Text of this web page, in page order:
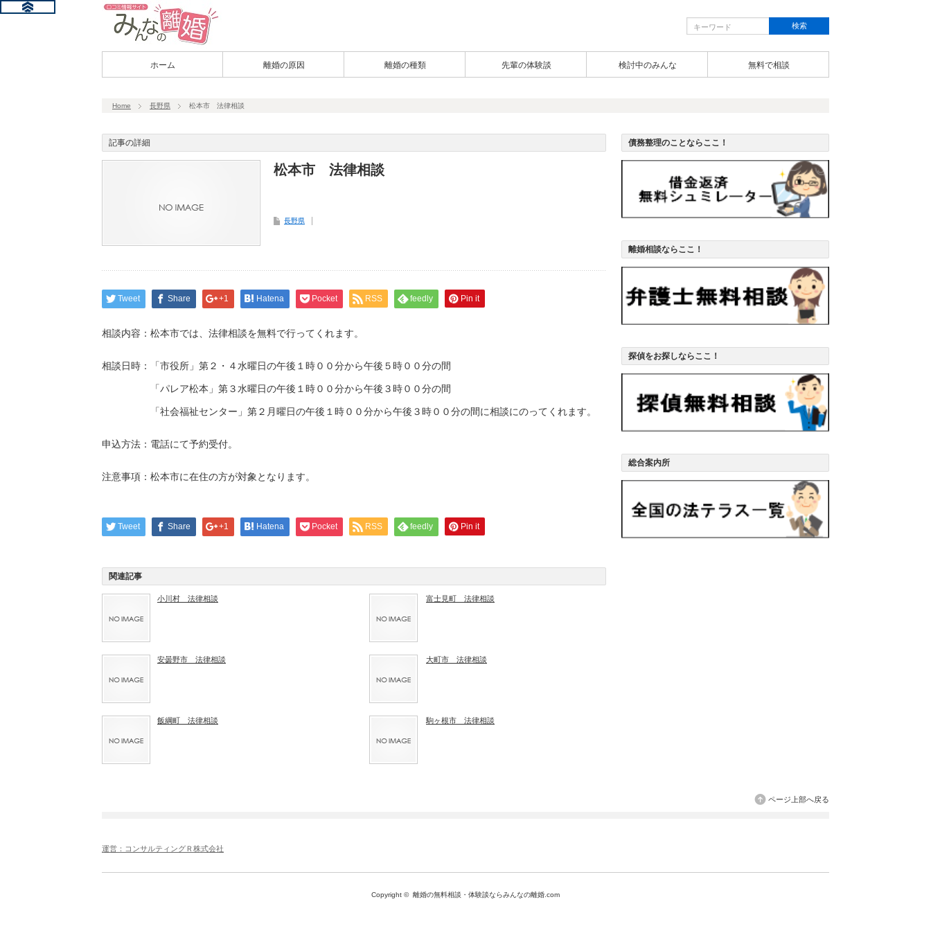
ホーム 離婚の原因 離婚の種類 先輩の体験談 検討中のみんな 無料で相談
Home 長野県 松本市 法律相談
記事の詳細
松本市 法律相談
長野県
Tweet Share +1 Hatena Pocket RSS feedly Pin it
相談内容：松本市では、法律相談を無料で行ってくれます。
相談日時：「市役所」第２・４水曜日の午後１時００分から午後５時００分の間
「パレア松本」第３水曜日の午後１時００分から午後３時００分の間
「社会福祉センター」第２月曜日の午後１時００分から午後３時００分の間に相談にのってくれます。
申込方法：電話にて予約受付。
注意事項：松本市に在住の方が対象となります。
Tweet Share +1 Hatena Pocket RSS feedly Pin it
関連記事
小川村 法律相談 富士見町 法律相談
安曇野市 法律相談 大町市 法律相談
飯綱町 法律相談 駒ヶ根市 法律相談
債務整理のことならここ！
離婚相談ならここ！
探偵をお探しならここ！
総合案内所
ページ上部へ戻る
運営：コンサルティングＲ株式会社
Copyright © 離婚の無料相談・体験談ならみんなの離婚.com